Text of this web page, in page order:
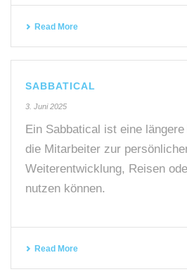
Read More
SABBATICAL
3. Juni 2025
Ein Sabbatical ist eine
die Mitarbeiter zur
Weiterentwicklung, Reisen
nutzen können.
Read More